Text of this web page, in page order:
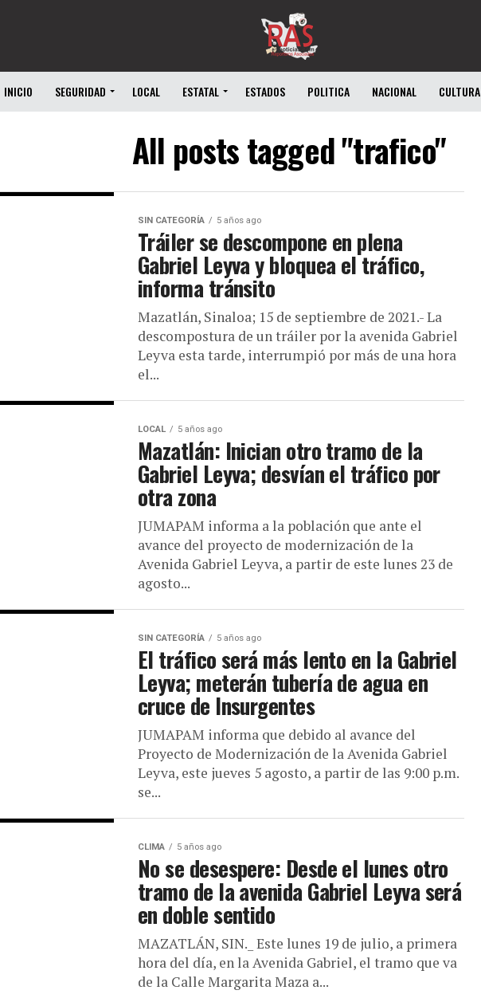
INICIO SEGURIDAD LOCAL ESTATAL ESTADOS POLITICA NACIONAL CULTURA
All posts tagged "trafico"
SIN CATEGORÍA 5 años ago
Tráiler se descompone en plena
Gabriel Leyva y bloquea el tráfico,
informa tránsito
Mazatlán, Sinaloa; 15 de septiembre de 2021.- La
descompostura de un tráiler por la avenida Gabriel
Leyva esta tarde, interrumpió por más de una hora
el...
LOCAL 5 años ago
Mazatlán: Inician otro tramo de la
Gabriel Leyva; desvían el tráfico por
otra zona
JUMAPAM informa a la población que ante el
avance del proyecto de modernización de la
Avenida Gabriel Leyva, a partir de este lunes 23 de
agosto...
SIN CATEGORÍA 5 años ago
El tráfico será más lento en la Gabriel
Leyva; meterán tubería de agua en
cruce de Insurgentes
JUMAPAM informa que debido al avance del
Proyecto de Modernización de la Avenida Gabriel
Leyva, este jueves 5 agosto, a partir de las 9:00 p.m.
se...
CLIMA 5 años ago
No se desespere: Desde el lunes otro
tramo de la avenida Gabriel Leyva será
en doble sentido
MAZATLÁN, SIN._ Este lunes 19 de julio, a primera
hora del día, en la Avenida Gabriel, el tramo que va
de la Calle Margarita Maza a...